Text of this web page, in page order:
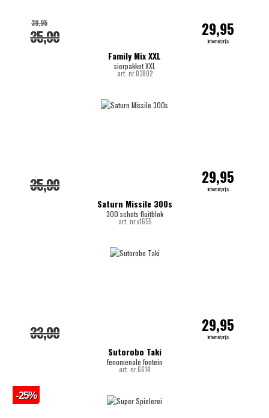
Family Mix XXL
sierpakket XXL
art. nr.03802
35,00
39,95 29,95
internetprijs
Saturn Missile 300s
300 schots fluitblok
art. nr.v1655
35,00 29,95
internetprijs
Sutorobo Taki
fenomenale fontein
art. nr.6614
33,00 29,95
internetprijs
-25%